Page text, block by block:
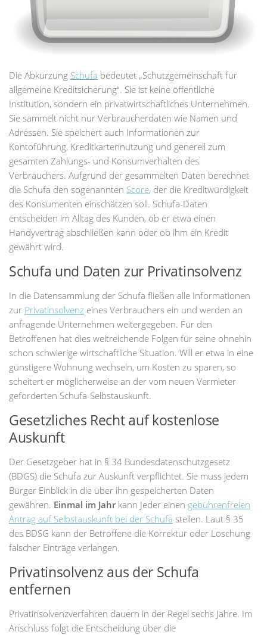
Die Abkürzung Schufa bedeutet „Schutzgemeinschaft für
allgemeine Kreditsicherung“. Sie ist keine öffentliche
Institution, sondern ein privatwirtschaftliches Unternehmen.
Sie sammelt nicht nur Verbraucherdaten wie Namen und
Adressen. Sie speichert auch Informationen zur
Kontoführung, Kreditkartennutzung und generell zum
gesamten Zahlungs- und Konsumverhalten des
Verbrauchers. Aufgrund der gesammelten Daten berechnet
die Schufa den sogenannten Score, der die Kreditwürdigkeit
des Konsumenten einschätzen soll. Schufa-Daten
entscheiden im Alltag des Kunden, ob er etwa einen
Handyvertrag abschließen kann oder ob ihm ein Kredit
gewährt wird.
Schufa und Daten zur Privatinsolvenz
In die Datensammlung der Schufa fließen alle Informationen
zur Privatinsolvenz eines Verbrauchers ein und werden an
anfragende Unternehmen weitergegeben. Für den
Betroffenen hat dies weitreichende Folgen für seine ohnehin
schon schwierige wirtschaftliche Situation. Will er etwa in eine
günstigere Wohnung wechseln, um Kosten zu sparen, so
scheitert er möglicherweise an der vom neuen Vermieter
geforderten Schufa-Selbstauskunft.
Gesetzliches Recht auf kostenlose
Auskunft
Der Gesetzgeber hat in § 34 Bundesdatenschutzgesetz
(BDGS) die Schufa zur Auskunft verpflichtet. Sie muss jedem
Bürger Einblick in die über ihn gespeicherten Daten
gewähren. Einmal im Jahr kann Jeder einen gebührenfreien
Antrag auf Selbstauskunft bei der Schufa stellen. Laut § 35
des BDSG kann der Betroffene die Korrektur oder Löschung
falscher Einträge verlangen.
Privatinsolvenz aus der Schufa
entfernen
Privatinsolvenzverfahren dauern in der Regel sechs Jahre. Im
Anschluss folgt die Entscheidung über die